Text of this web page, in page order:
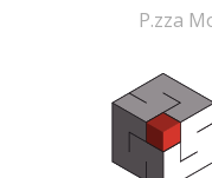
P.zza